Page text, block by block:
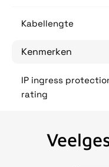
Kabellengte
Kenmerken
IP ingress
rating